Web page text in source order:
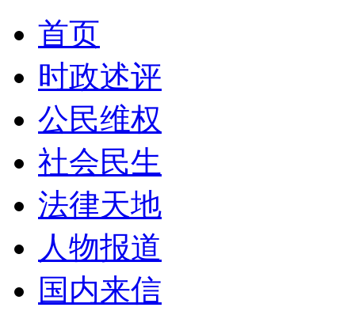
首页
时政述评
公民维权
社会民生
法律天地
人物报道
国内来信